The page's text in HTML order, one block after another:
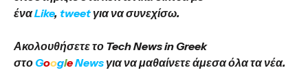
έναLike, tweet για να συνεχίσω.
Ακολουθήσετε το Tech News in Greek
στο GoogleNews για να μαθαίνετε άμεσα όλα τα νέα.